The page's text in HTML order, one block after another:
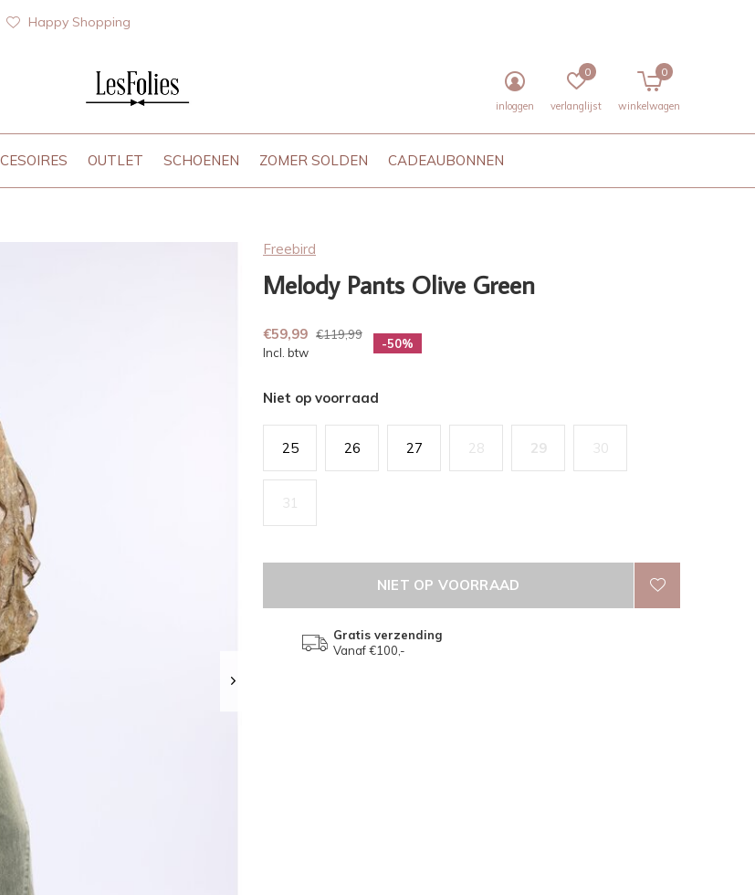
OUTLET SCHOENEN ZOMER SOLDEN CADEAUBONNEN
inloggen verlanglijst
0
winkelwagen
0
Happy Shopping
Freebird
Melody Pants Olive Green
€59,99 €119,99
Incl. btw
-50%
Niet op voorraad
25 26 27 28 29 30
31
NIET OP VOORRAAD
Gratis verzending
Vanaf €100,-